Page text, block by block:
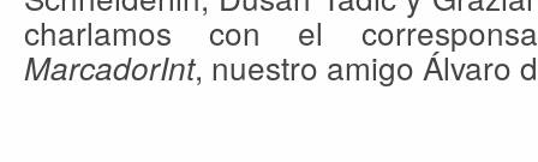
charlamos con el
MarcadorInt, nuestro amigo Álvaro